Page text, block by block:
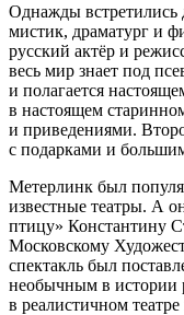
Однажды
мистик, драматург и
русский актёр и
весь мир знает под
и полагается
в настоящем
и приведениями.
с подарками и
Метерлинк был
известные театры. А
птицу» Константину
Московскому
спектакль был
необычным в истории
в реалистичном